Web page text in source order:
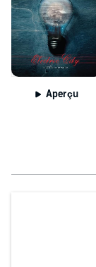
Aperçu